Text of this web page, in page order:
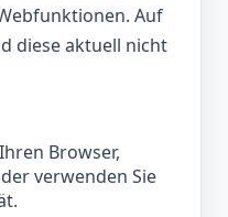
Auf
diese aktuell nicht
Browser,
verwenden Sie